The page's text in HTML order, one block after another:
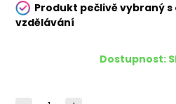
Produkt pečlivě vybraný
vzdělávání
Dostupnost: